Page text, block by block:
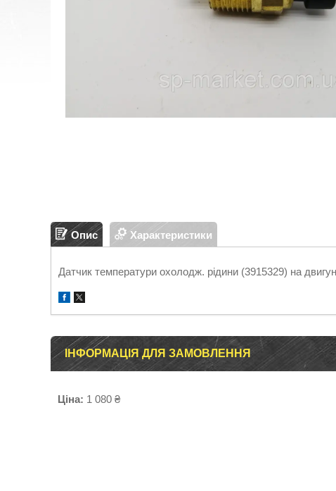
Опис Характеристики
Датчик температури охолодж. рідини (3915329) на
ІНФОРМАЦІЯ ДЛЯ ЗАМОВЛЕННЯ
Ціна: 1 080 ₴